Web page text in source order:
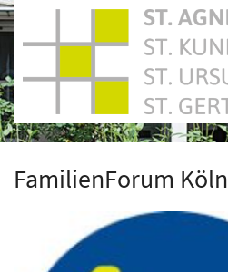
Zum Inhalt springen
FamilienForum Köln